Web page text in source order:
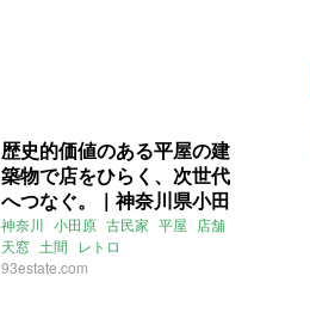
歴史的価値のある平屋の建
築物で店をひらく、次世代
へつなぐ。｜神奈川県小田
原市 賃貸 100㎡
神奈川 小田原 古民家 平屋
店舗
天窓 土間 レトロ
93estate.com